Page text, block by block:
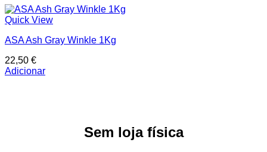
Quick View
ASA Ash Gray Winkle 1Kg
22,50 €
Adicionar
Sem loja física